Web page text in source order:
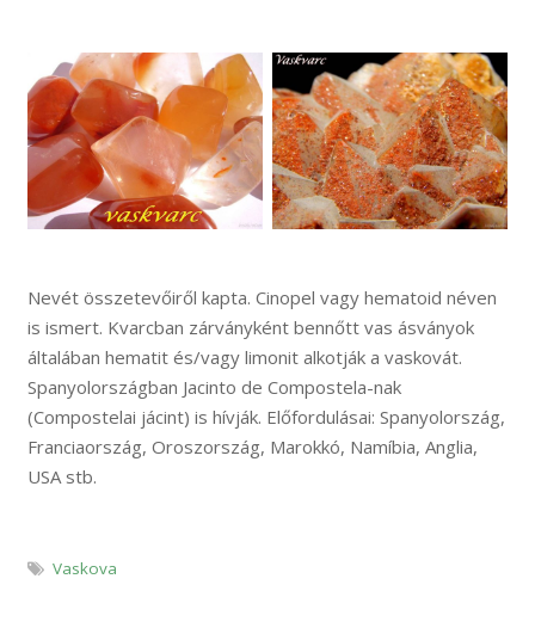
EN
Nevét összetevőiről kapta. Cinopel vagy hematoid néven
is ismert. Kvarcban zárványként bennőtt vas ásványok
általában hematit és/vagy limonit alkotják a vaskovát.
Spanyolországban Jacinto de Compostela-nak
(Compostelai jácint) is hívják. Előfordulásai: Spanyolország,
Franciaország, Oroszország, Marokkó, Namíbia, Anglia,
USA stb.
Vaskova